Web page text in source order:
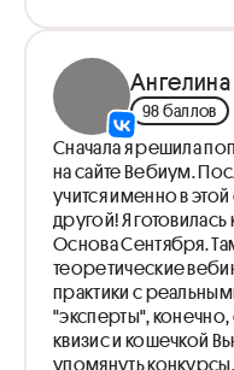
98 баллов
Сначала я решила
на сайте Вебиум.
учится именно в
другой! Я
Основа Сентября.
теоретические
практики с
"эксперты",
квизис и кошечкой
упомянуть